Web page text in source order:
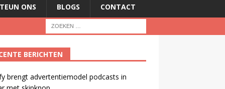
ONS BLOGS CONTACT
BERICHTEN
brengt advertentiemodel podcasts in